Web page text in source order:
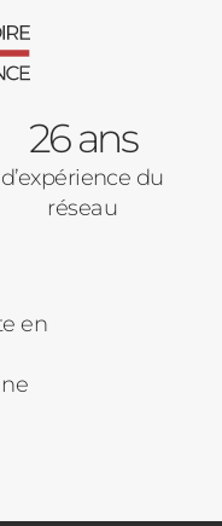
26 ans
d’expérience du
réseau
en